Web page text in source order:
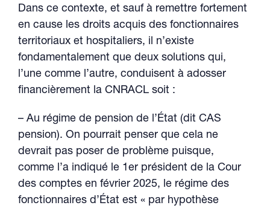
Dans ce contexte, et sauf à remettre fortement
en cause les droits acquis des fonctionnaires
territoriaux et hospitaliers, il n’existe
fondamentalement que deux solutions qui,
l’une comme l’autre, conduisent à adosser
financièrement la CNRACL soit :
– Au régime de pension de l’État (dit CAS
pension). On pourrait penser que cela ne
devrait pas poser de problème puisque,
comme l’a indiqué le 1er président de la Cour
des comptes en février 2025, le régime des
fonctionnaires d’État est « par hypothèse